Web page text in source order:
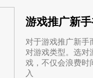
推广助手APP
移动办公，发展玩家更方
招商加盟系统
一键贴牌，快速发展加盟
游戏推广新
对于游戏推广新手
对游戏类型。选对
戏，不仅会浪费时
入